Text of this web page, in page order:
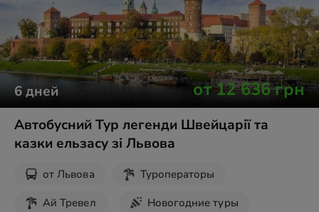
6дней от12 636грн
Автобусний Тур легенди Швейцарії та
казки ельзасу зі Львова
от Львова
Туроператоры
Ай Тревел
Новогодние туры